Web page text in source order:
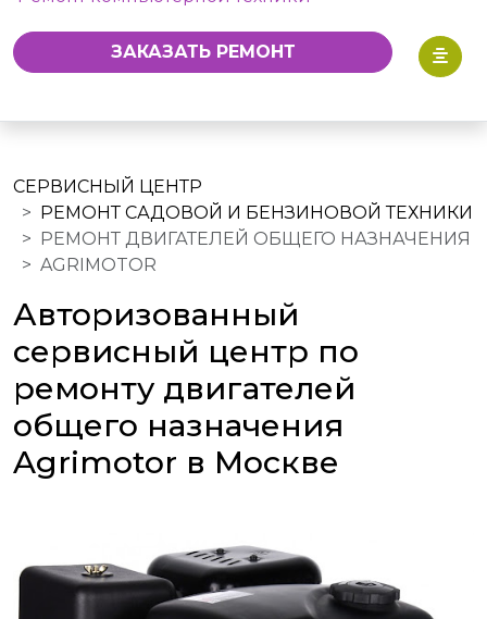
ЗАКАЗАТЬ РЕМОНТ
СЕРВИСНЫЙ ЦЕНТР
РЕМОНТ САДОВОЙ И БЕНЗИНОВОЙ ТЕХНИКИ
РЕМОНТ ДВИГАТЕЛЕЙ ОБЩЕГО НАЗНАЧЕНИЯ
AGRIMOTOR
Авторизованный
сервисный центр по
ремонту двигателей
общего назначения
Agrimotor в Москве